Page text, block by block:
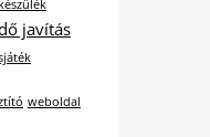
javítás
weboldal